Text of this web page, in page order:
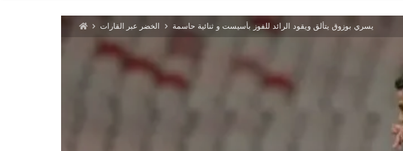
الخضر عبر القارات يسري بوزوق يتألق ويقود الرائد للفوز بأسيست و ثنائية حاسمة